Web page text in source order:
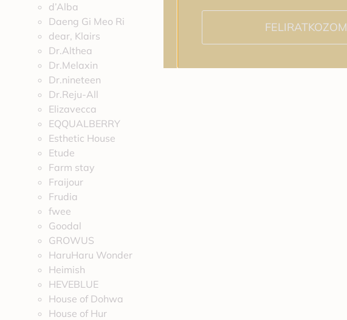
d’Alba
Daeng Gi Meo Ri
dear, Klairs
Dr.Althea
Dr.Melaxin
Dr.nineteen
Dr.Reju-All
Elizavecca
EQQUALBERRY
Esthetic House
Etude
Farm stay
Fraijour
Frudia
fwee
Goodal
GROWUS
HaruHaru Wonder
Heimish
HEVEBLUE
House of Dohwa
House of Hur
FELIRATKOZOM